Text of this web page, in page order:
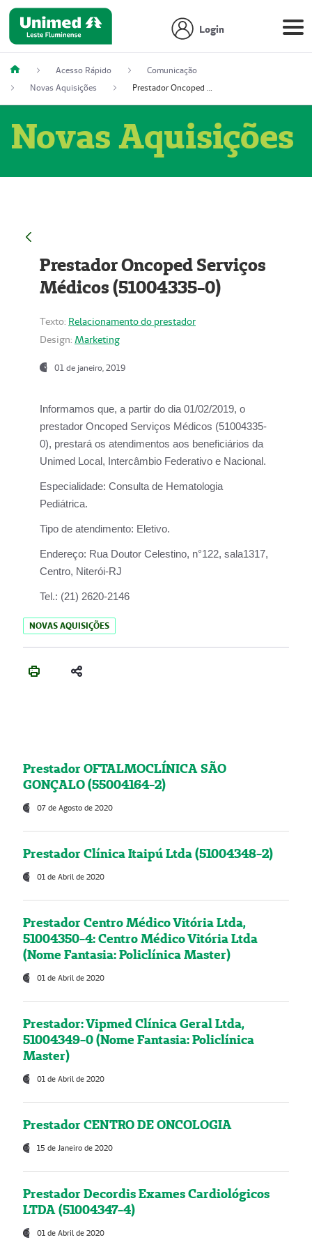
Login
Acesso Rápido
Comunicação
Novas Aquisições
Prestador Oncoped Serviços Médicos (51004335-0)
Novas Aquisições
Prestador Oncoped Serviços
Médicos (51004335-0)
Texto: Relacionamento do prestador
Design: Marketing
01 de janeiro, 2019
Informamos que, a partir do dia 01/02/2019, o
prestador Oncoped Serviços Médicos (51004335-
0), prestará os atendimentos aos beneficiários da
Unimed Local, Intercâmbio Federativo e Nacional.
Especialidade: Consulta de Hematologia
Pediátrica.
Tipo de atendimento: Eletivo.
Endereço: Rua Doutor Celestino, n°122, sala1317,
Centro, Niterói-RJ
Tel.: (21) 2620-2146
NOVAS AQUISIÇÕES
Prestador OFTALMOCLÍNICA SÃO
GONÇALO (55004164-2)
07 de Agosto de 2020
Prestador Clínica Itaipú Ltda (51004348-2)
01 de Abril de 2020
Prestador Centro Médico Vitória Ltda,
51004350-4: Centro Médico Vitória Ltda
(Nome Fantasia: Policlínica Master)
01 de Abril de 2020
Prestador: Vipmed Clínica Geral Ltda,
51004349-0 (Nome Fantasia: Policlínica
Master)
01 de Abril de 2020
Prestador CENTRO DE ONCOLOGIA
15 de Janeiro de 2020
Prestador Decordis Exames Cardiológicos
LTDA (51004347-4)
01 de Abril de 2020